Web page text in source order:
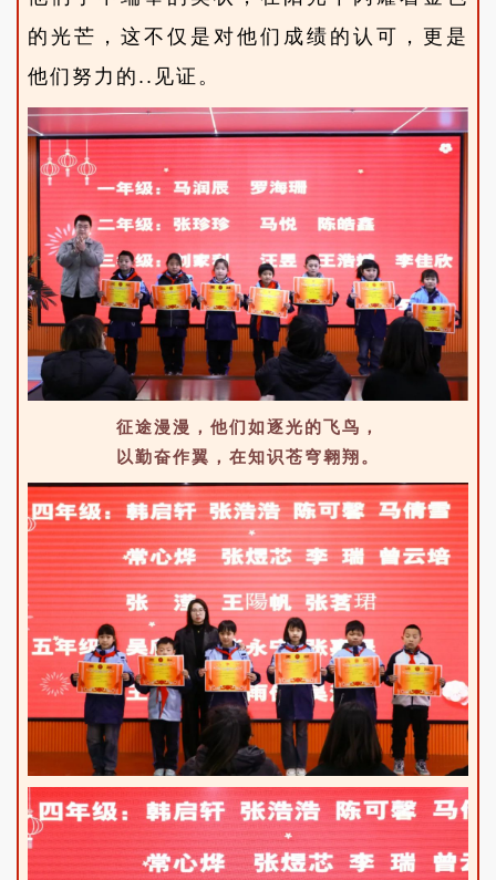
的光芒，这不仅是对他们成绩的认可，更是
他们努力的..见证。
征途漫漫，他们如逐光的飞鸟，
以勤奋作翼，在知识苍穹翱翔。